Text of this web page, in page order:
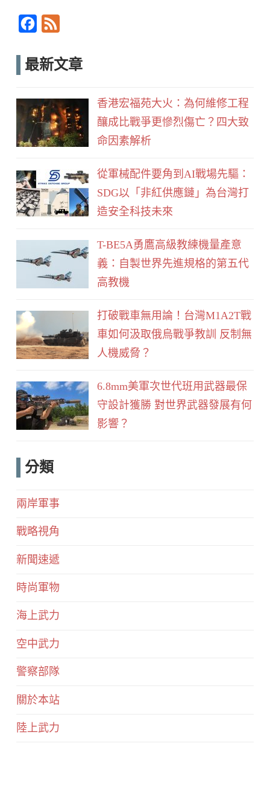
c
o
k
e
最新文章
香港宏福苑大火：為何維修工程
釀成比戰爭更慘烈傷亡？四大致
命因素解析
從軍械配件要角到AI戰場先驅：
SDG以「非紅供應鏈」為台灣打
造安全科技未來
T-BE5A勇鷹高級教練機量產意
義：自製世界先進規格的第五代
高教機
打破戰車無用論！台灣M1A2T戰
車如何汲取俄烏戰爭教訓 反制無
人機威脅？
6.8mm美軍次世代班用武器最保
守設計獲勝 對世界武器發展有何
影響？
分類
兩岸軍事
戰略視角
新聞速遞
時尚軍物
海上武力
空中武力
警察部隊
關於本站
陸上武力